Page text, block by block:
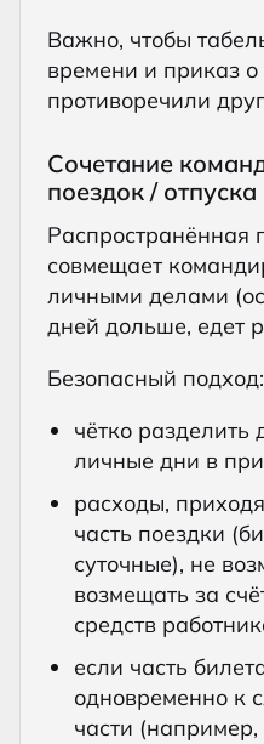
Важно, чтобы
времени и приказ
противоречили
Сочетание
поездок / отпуска
Распространённая
совмещает
личными делами
дней дольше, едет
Безопасный подход:
чётко
личные дни в
расходы,
часть поездки
суточные), не
возмещать за
средств
если часть
одновременно к
части